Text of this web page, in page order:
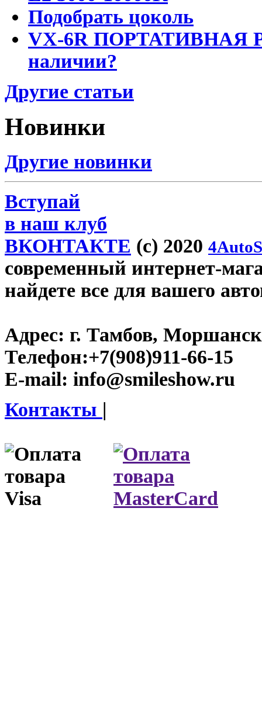
Подобрать цоколь
VX-6R ПОРТАТИВНАЯ
наличии?
Другие статьи
Новинки
Другие новинки
Вступай
в наш клуб
ВКОНТАКТЕ (c) 2020
современный интернет-
найдете все для вашего
Адрес: г. Тамбов,
Телефон:+7(908)911-66-15
E-mail: info@smileshow.ru
Контакты |